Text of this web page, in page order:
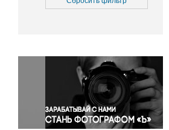
Окружающая среда
Политика
Правосудие
Происшествия и конфликты
Религия